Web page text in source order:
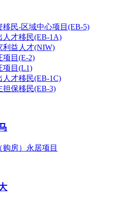
移民-区域中心项目(EB-5)
人才移民(EB-1A)
利益人才(NIW)
项目(E-2)
项目(L1)
人才移民(EB-1C)
担保移民(EB-3)
购房）永居项目